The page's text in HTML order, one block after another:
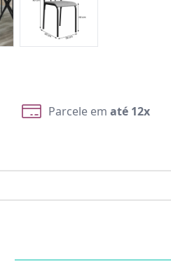
Parcele em até 12x